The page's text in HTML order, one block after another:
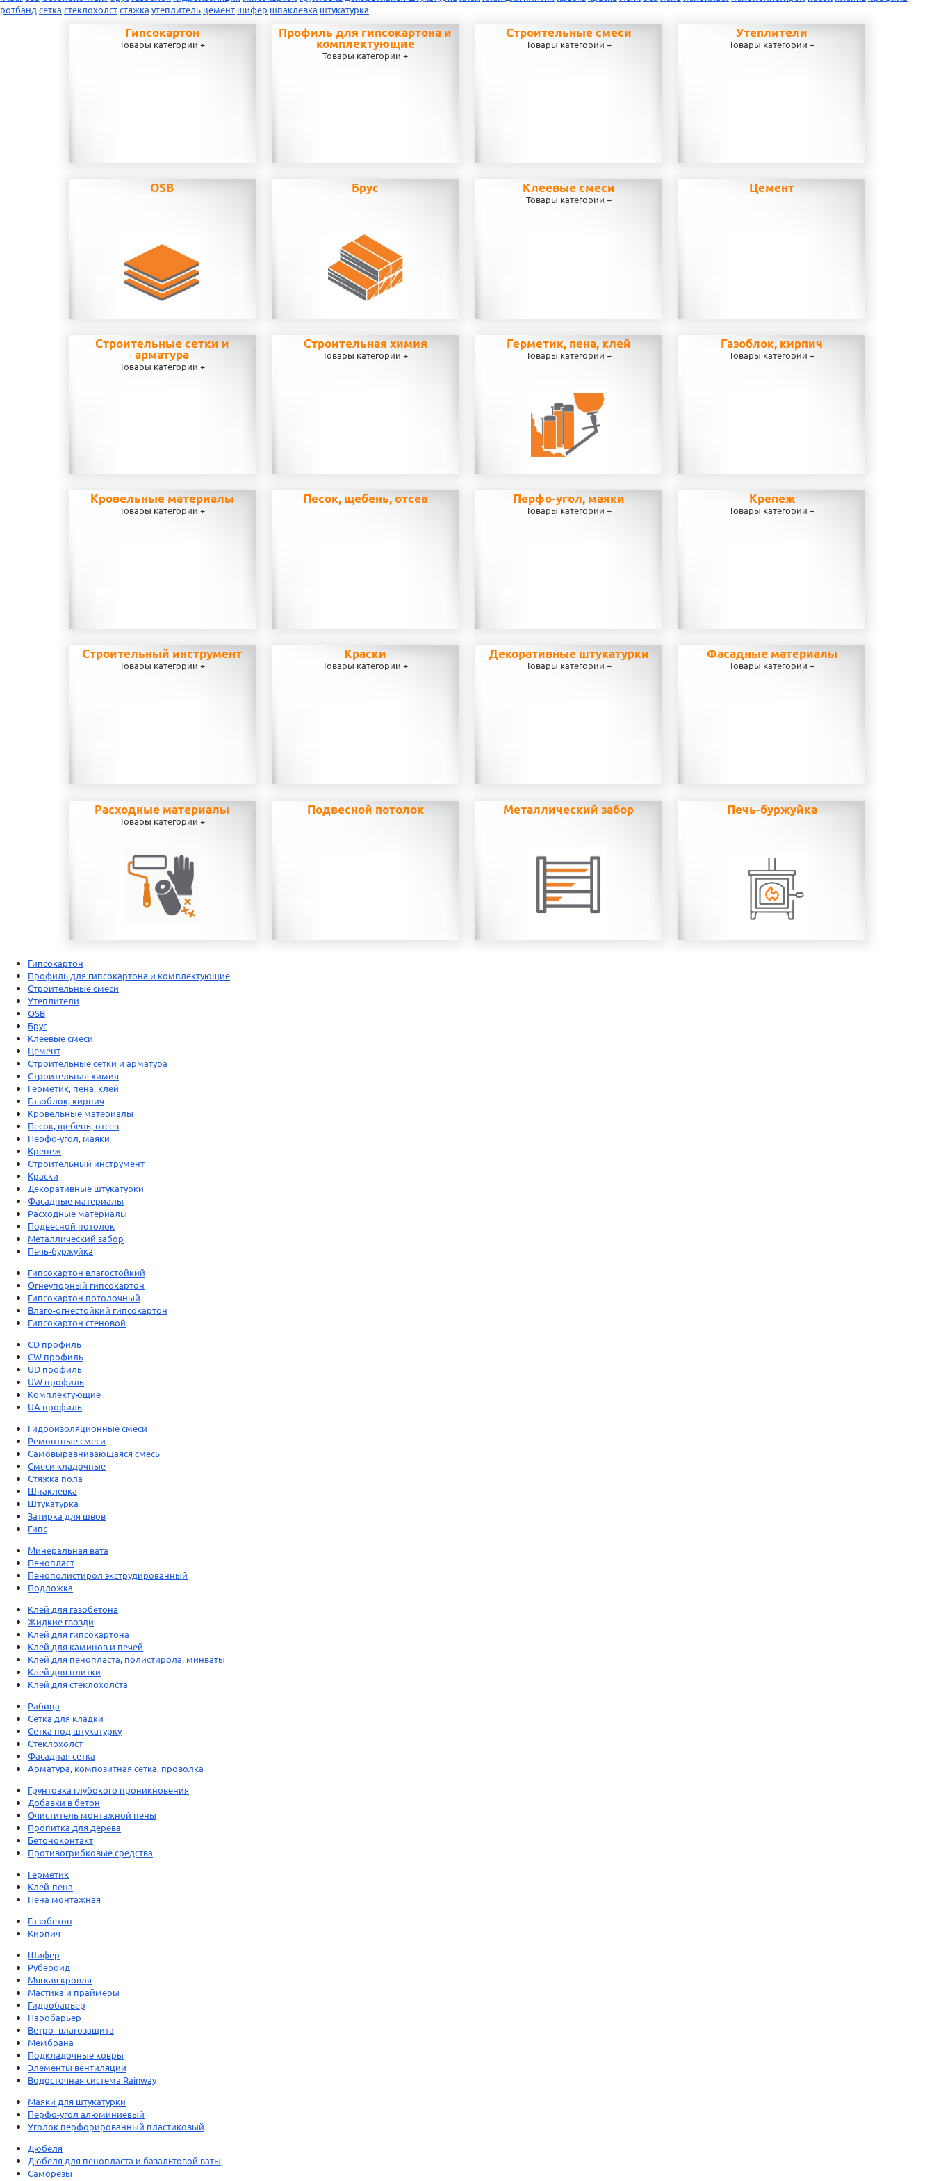
ротбанд сетка стеклохолстстяжка утеплитель цемент шифер шпаклевка штукатурка
Гипсокартон
Товары категории +
Профиль для гипсокартона и
комплектующие
Товары категории +
Строительные смеси
Товары категории +
Утеплители
Товары категории +
OSB Брус Клеевые смеси
Товары категории +
Цемент
Строительные сетки и
арматура
Товары категории +
Строительная химия
Товары категории +
Герметик, пена, клей
Товары категории +
Газоблок, кирпич
Товары категории +
Кровельные материалы
Товары категории +
Песок, щебень, отсев Перфо-угол, маяки
Товары категории +
Крепеж
Товары категории +
Строительный инструмент
Товары категории +
Краски
Товары категории +
Декоративные штукатурки
Товары категории +
Фасадные материалы
Товары категории +
Расходные материалы
Товары категории +
Подвесной потолок Металлический забор Печь-буржуйка
Гипсокартон
Профиль для гипсокартона и комплектующие
Строительные смеси
Утеплители
OSB
Брус
Клеевые смеси
Цемент
Строительные сетки и арматура
Строительная химия
Герметик, пена, клей
Газоблок, кирпич
Кровельные материалы
Песок, щебень, отсев
Перфо-угол, маяки
Крепеж
Строительный инструмент
Краски
Декоративные штукатурки
Фасадные материалы
Расходные материалы
Подвесной потолок
Металлический забор
Печь-буржуйка
Гипсокартон влагостойкий
Огнеупорный гипсокартон
Гипсокартон потолочный
Влаго-огнестойкий гипсокартон
Гипсокартон стеновой
CD профиль
CW профиль
UD профиль
UW профиль
Комплектующие
UA профиль
Гидроизоляционные смеси
Ремонтные смеси
Самовыравнивающаяся смесь
Смеси кладочные
Стяжка пола
Шпаклевка
Штукатурка
Затирка для швов
Гипс
Минеральная вата
Пенопласт
Пенополистирол экструдированный
Подложка
Клей для газобетона
Жидкие гвозди
Клей для гипсокартона
Клей для каминов и печей
Клей для пенопласта, полистирола, минваты
Клей для плитки
Клей для стеклохолста
Рабица
Сетка для кладки
Сетка под штукатурку
Стеклохолст
Фасадная сетка
Арматура, композитная сетка, проволка
Грунтовка глубокого проникновения
Добавки в бетон
Очиститель монтажной пены
Пропитка для дерева
Бетоноконтакт
Противогрибковые средства
Герметик
Клей-пена
Пена монтажная
Газобетон
Кирпич
Шифер
Рубероид
Мягкая кровля
Мастика и праймеры
Гидробарьер
Паробарьер
Ветро- влагозащита
Мембрана
Подкладочные ковры
Элементы вентиляции
Водосточная система Rainway
Маяки для штукатурки
Перфо-угол алюминиевый
Уголок перфорированный пластиковый
Дюбеля
Дюбеля для пенопласта и базальтовой ваты
Саморезы